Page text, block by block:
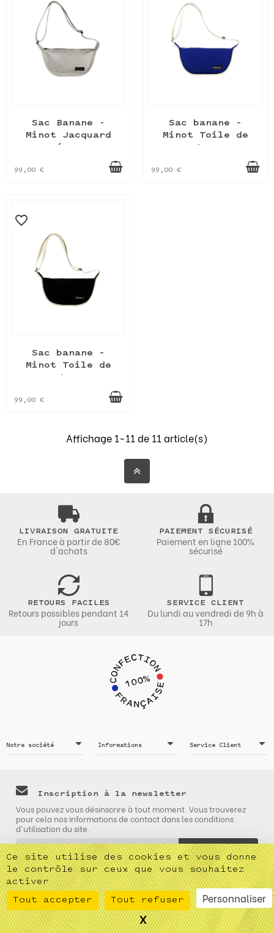
Ce site utilise des cookies et vous donne
le contrôle sur ceux que vous souhaitez
activer
Tout accepter
Tout refuser Personnaliser
XMasquer le bandeau
Sac Banane -
Minot Jacquard
écru
99,00 €
Sac banane –
Minot Toile de
store
99,00 €
favorite_border
Sac banane –
Minot Toile de
store
99,00 €
Affichage 1-11 de 11 article(s)
LIVRAISON GRATUITE
En France à partir de 80€
d'achats
PAIEMENT SÉCURISÉ
Paiement en ligne 100%
sécurisé
RETOURS FACILES
Retours possibles pendant 14
jours
SERVICE CLIENT
Du lundi au vendredi de 9h à
17h
Notre société Informations Service Client
Inscription à la newsletter
Vous pouvez vous désinscrire à tout moment. Vous trouverez
pour cela nos informations de contact dans les conditions
d'utilisation du site.